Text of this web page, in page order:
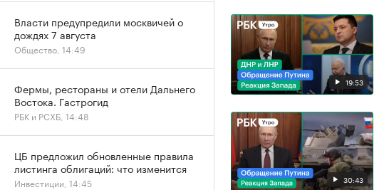
19:53
30:43
Власти предупредили москвичей о
дождях 7 августа
Общество, 14:49
Фермы, рестораны и отели Дальнего
Востока. Гастрогид
РБК и РСХБ, 14:48
ЦБ предложил обновленные правила
листинга облигаций: что изменится
Инвестиции, 14:45